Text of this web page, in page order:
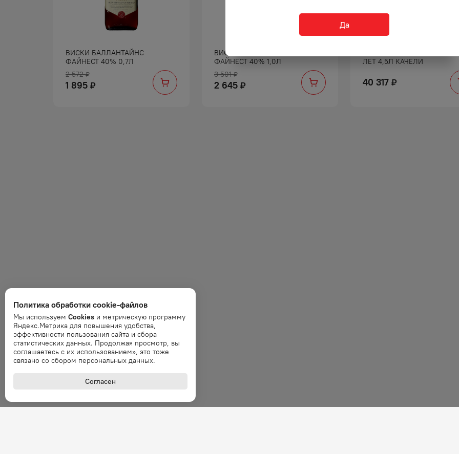
ВИСКИ БАЛЛАНТАЙНС
ФАЙНЕСТ 40% 0,7Л
2 572 ₽
1 895 ₽
ВИСКИ БАЛЛАНТАЙНС
ФАЙНЕСТ 40% 1,0Л
3 501 ₽
2 645 ₽
ВИСКИ ЧИВАС РИГАЛ 40%
ЛЕТ 4,5Л КАЧЕЛИ
40 317 ₽
Да
Политика обработки cookie-файлов
Мы используем Cookies и метрическую программу
Яндекс.Метрика для повышения удобства,
эффективности пользования сайта и сбора
статистических данных. Продолжая просмотр, вы
соглашаетесь с их использованием», это тоже
связано со сбором персональных данных.
Согласен